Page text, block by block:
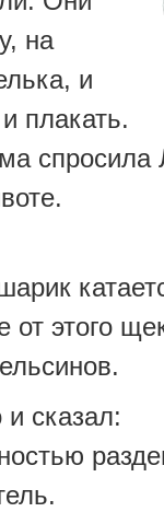
на
и
плакать.
спросила
этого
сказал: